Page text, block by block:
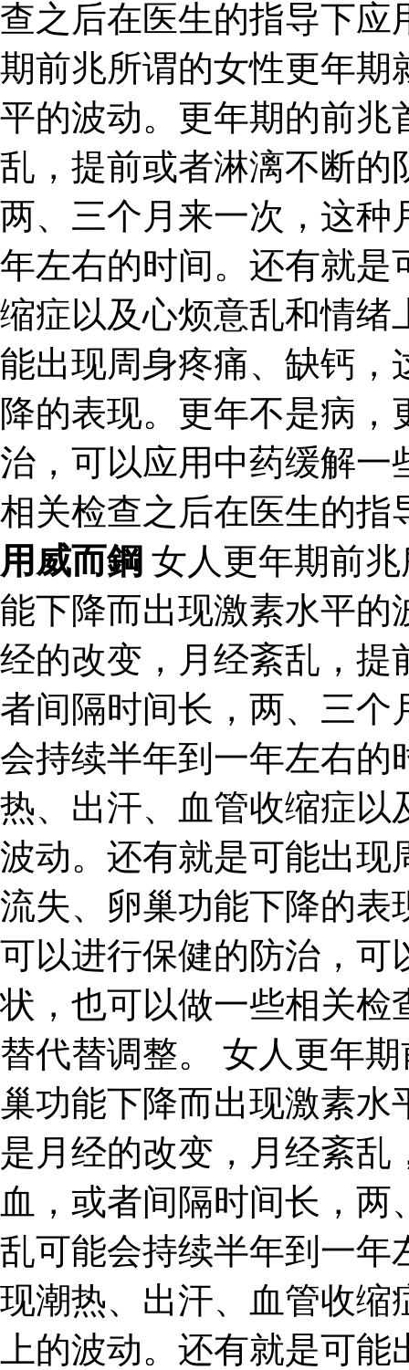
查之后在医生的指导下应
期前兆所谓的女性更年期
平的波动。更年期的前兆
乱，提前或者淋漓不断的
两、三个月来一次，这种
年左右的时间。还有就是
缩症以及心烦意乱和情绪
能出现周身疼痛、缺钙，
降的表现。更年不是病
治，可以应用中药缓解一
相关检查之后在医生的
用威而鋼 女人更年期前
能下降而出现激素水平的
经的改变，月经紊乱，提
者间隔时间长，两、三个
会持续半年到一年左右的
热、出汗、血管收缩症以
波动。还有就是可能出现
流失、卵巢功能下降的表
可以进行保健的防治，可
状，也可以做一些相关检
替代替调整。 女人更年
巢功能下降而出现激素水
是月经的改变，月经紊
血，或者间隔时间长，
乱可能会持续半年到一年
现潮热、出汗、血管收缩
上的波动。还有就是可